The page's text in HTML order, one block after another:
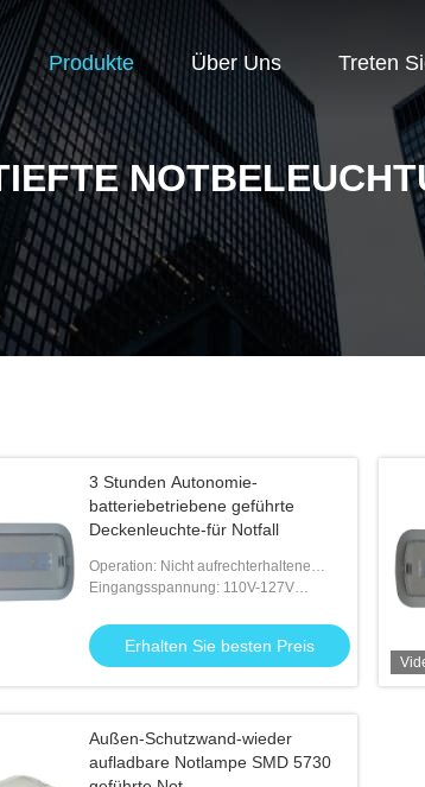
Produkte Über Uns Treten
3 Stunden Autonomie-
batteriebetriebene geführte
Deckenleuchte-für Notfall
Operation: Nicht aufrechterhaltene
Zustand
Eingangsspannung: 110V-127V
Erhalten Sie besten Preis
Außen-Schutzwand-wieder
aufladbare Notlampe SMD 5730